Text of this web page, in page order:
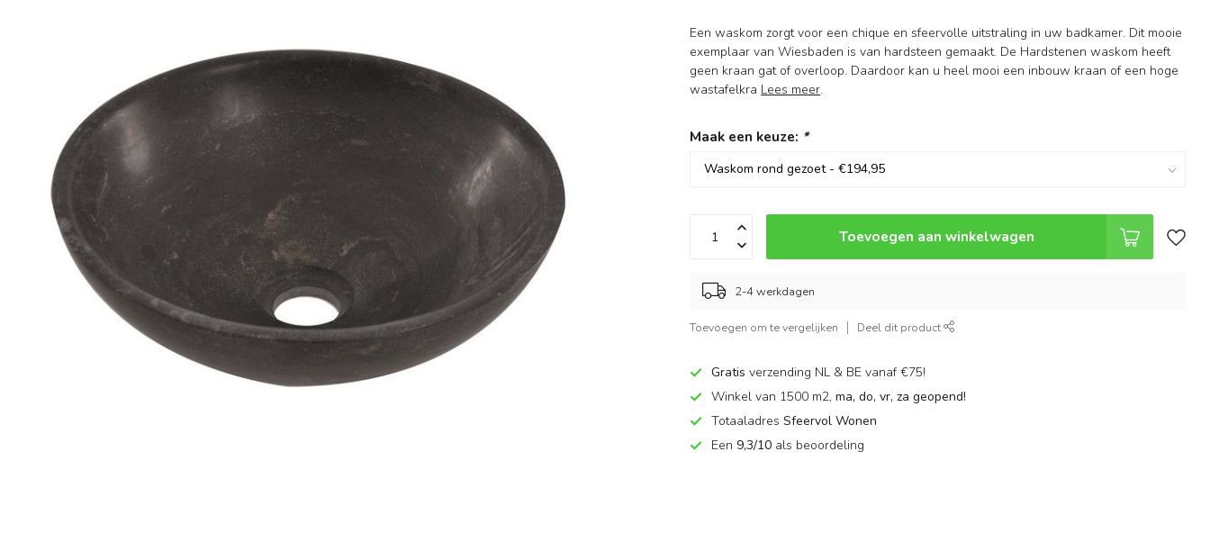
Een waskom zorgt voor een chique en sfeervolle uitstraling in uw badkamer. Dit mooie
exemplaar van Wiesbaden is van hardsteen gemaakt. De Hardstenen waskom heeft
geen kraan gat of overloop. Daardoor kan u heel mooi een inbouw kraan of een hoge
wastafelkra Lees meer.
Maak een keuze: *
Toevoegen aan winkelwagen
2-4 werkdagen
Toevoegen om te vergelijken Deel dit product
Gratisverzending NL & BE vanaf €75!
Winkel van 1500 m2,ma, do, vr, za geopend!
TotaaladresSfeervol Wonen
Een 9,3/10 als beoordeling